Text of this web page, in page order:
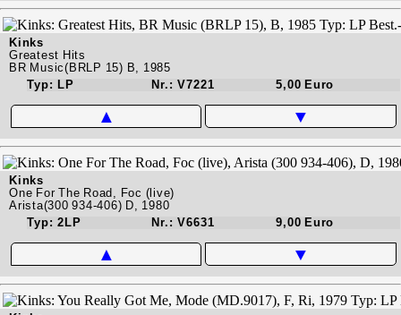
Kinks
Greatest Hits
BR Music(BRLP 15) B, 1985
Typ: LP
Nr.: V7221 5,00 Euro
▲ ▼
Kinks
One For The Road, Foc (live)
Arista(300 934-406) D, 1980
Typ: 2LP
Nr.: V6631 9,00 Euro
▲ ▼